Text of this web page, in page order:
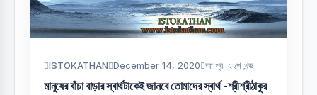
ISTOKATHAN December 14, 2020 আ.প্র. ২২শ খন্ড
মানুষের বাঁচা বাড়ার স্বার্থটাকেই জানবে তোমাদের স্বার্থ -শ্রীশ্রীঠাকুর